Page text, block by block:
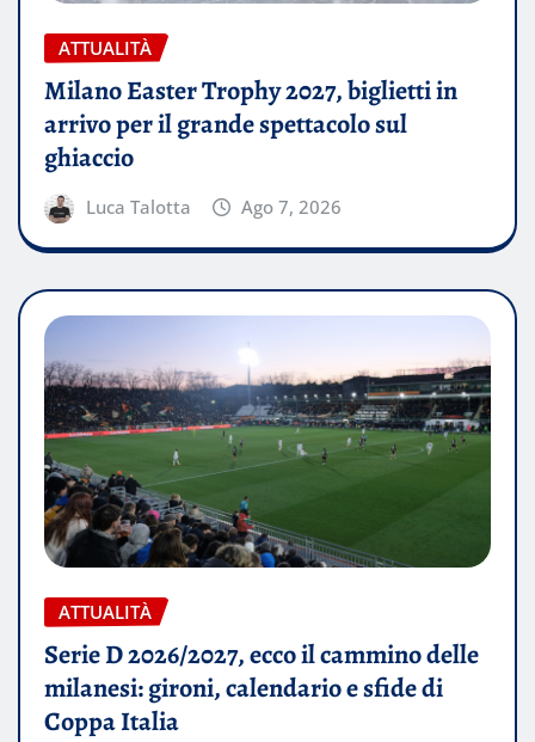
ATTUALITÀ
Milano Easter Trophy 2027, biglietti in
arrivo per il grande spettacolo sul
ghiaccio
Luca Talotta Ago 7, 2026
ATTUALITÀ
Serie D 2026/2027, ecco il cammino delle
milanesi: gironi, calendario e sfide di
Coppa Italia